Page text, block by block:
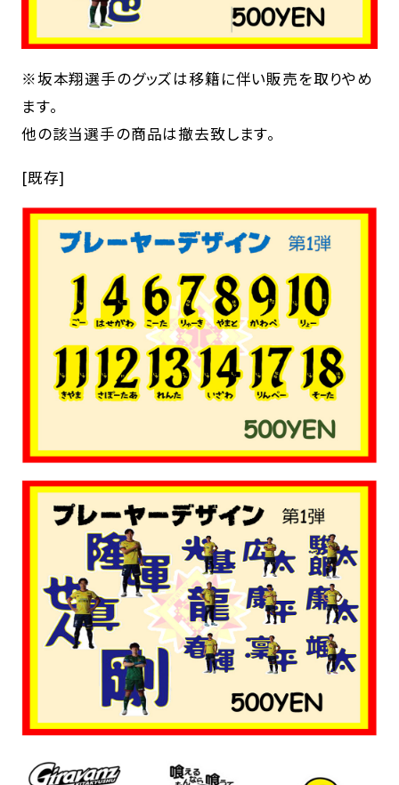
※坂本翔選手のグッズは移籍に伴い販売を取りやめ
ます。
他の該当選手の商品は撤去致します。
[既存]